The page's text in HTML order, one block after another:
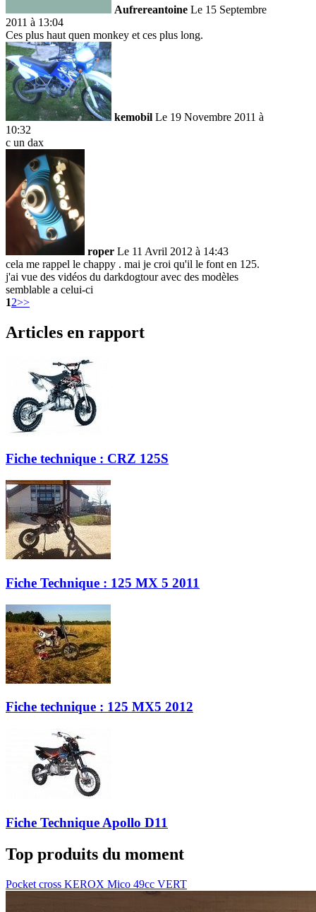
Aufrereantoine Le 15 Septembre
2011 à 13:04
Ces plus haut quen monkey et ces plus long.
kemobil Le 19 Novembre 2011 à
10:32
c un dax
roper Le 11 Avril 2012 à 14:43
cela me rappel le chappy . mai je croi qu'il le font en 125.
j'ai vue des vidéos du darkdogtour avec des modèles
semblable a celui-ci
12>>
Articles en rapport
Fiche technique : CRZ 125S
Fiche Technique : 125 MX 5 2011
Fiche technique : 125 MX5 2012
Fiche Technique Apollo D11
Top produits du moment
Pocket cross KEROX Mico 49cc VERT